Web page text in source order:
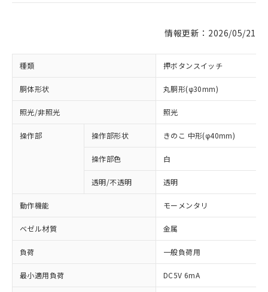
情報更新：2026/05/21
種類 押ボタンスイッチ
胴体形状 丸胴形(φ30mm)
照光/非照光 照光
操作部 操作部形状 きのこ 中形(φ40mm)
操作部色 白
透明/不透明 透明
動作機能 モーメンタリ
ベゼル材質 金属
負荷 一般負荷用
最小適用負荷 DC5V 6mA